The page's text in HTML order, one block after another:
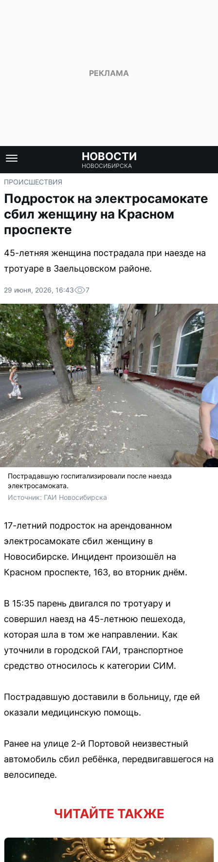
НОВОСТИ
НОВОСИБИРСКА
ПРОИСШЕСТВИЯ
Подросток на электросамокате
сбил женщину на Красном
проспекте
45-летняя женщина пострадала при наезде на
тротуаре в Заельцовском районе.
29 июня, 2026, 16:43 7
Пострадавшую госпитализировали после наезда
электросамоката.
Источник: ГАИ Новосибирска
17-летний подросток на арендованном
электросамокате сбил женщину в
Новосибирске. Инцидент произошёл на
Красном проспекте, 163, во вторник днём.
В 15:35 парень двигался по тротуару и
совершил наезд на 45-летнюю пешехода,
которая шла в том же направлении. Как
уточнили в городской ГАИ, транспортное
средство относилось к категории СИМ.
Пострадавшую доставили в больницу, где ей
оказали медицинскую помощь.
Ранее на улице 2-й Портовой неизвестный
автомобиль сбил ребёнка, передвигавшегося на
велосипеде.
ЧИТАЙТЕ ТАКЖЕ